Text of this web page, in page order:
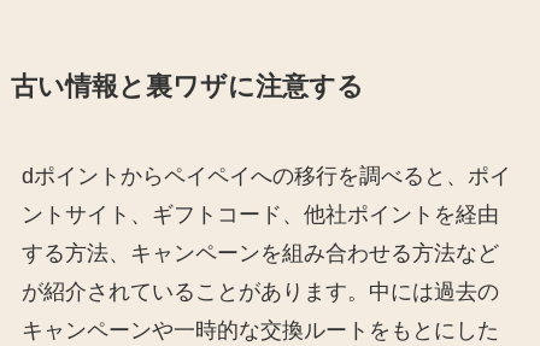
古い情報と裏ワザに注意する
dポイントからペイペイへの移行を調べると、ポイ
ントサイト、ギフトコード、他社ポイントを経由
する方法、キャンペーンを組み合わせる方法など
が紹介されていることがあります。中には過去の
キャンペーンや一時的な交換ルートをもとにした